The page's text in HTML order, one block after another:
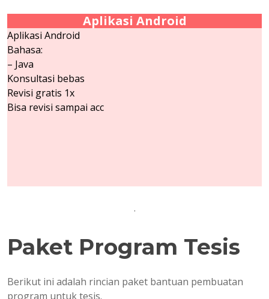
Aplikasi Android
Aplikasi Android
Bahasa:
– Java
Konsultasi bebas
Revisi gratis 1x
Bisa revisi sampai acc
.
Paket Program Tesis
Berikut ini adalah rincian paket bantuan pembuatan
program untuk tesis.